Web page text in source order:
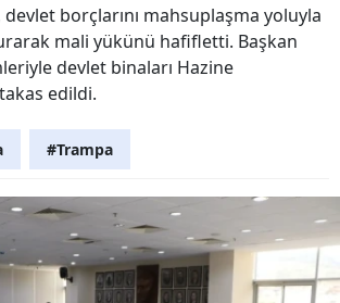
devlet borçlarını mahsuplaşma yoluyla
mali yükünü hafifletti. Başkan
devlet binaları Hazine
edildi.
#Trampa